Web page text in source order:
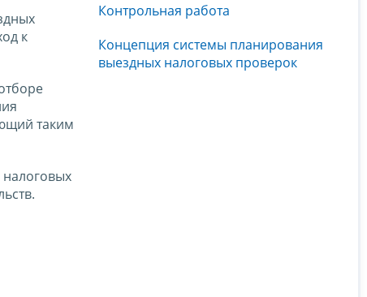
к
таким
Контрольная работа
Концепция системы планирования
выездных налоговых проверок